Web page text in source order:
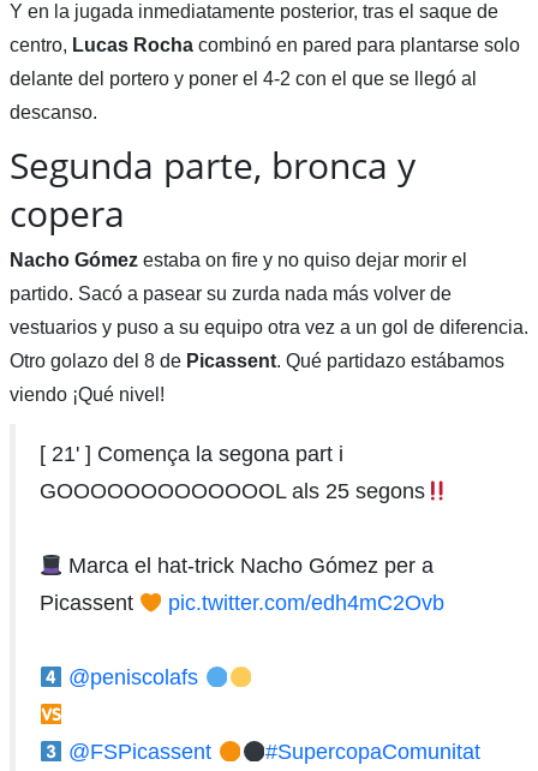
Y en la jugada inmediatamente posterior, tras el saque de
centro, Lucas Rocha combinó en pared para plantarse solo
delante del portero y poner el 4-2 con el que se llegó al
descanso.
Segunda parte, bronca y
copera
Nacho Gómezestaba on fire y no quiso dejar morir el
partido. Sacó a pasear su zurda nada más volver de
vestuarios y puso a su equipo otra vez a un gol de diferencia.
Otro golazo del 8 de Picassent. Qué partidazo estábamos
viendo ¡Qué nivel!
[ 21' ] Comença la segona part i
GOOOOOOOOOOOOOL als 25 segons
Marca el hat-trick Nacho Gómez per a
Picassent
pic.twitter.com/edh4mC2Ovb
@peniscolafs
@FSPicassent #SupercopaComunitat